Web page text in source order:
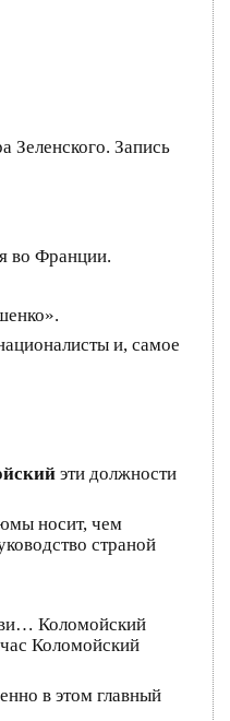
Зеленского. Запись
во Франции.
и, самое
эти должности
носит, чем
страной
Коломойский
Коломойский
в этом главный